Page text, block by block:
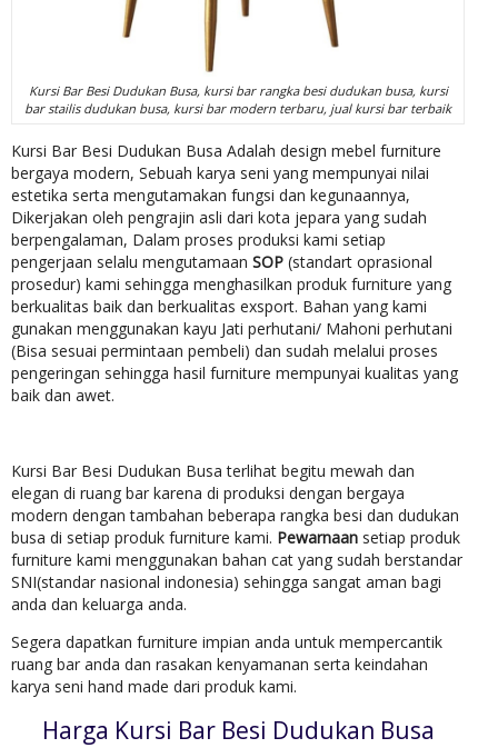
Kursi Bar Besi Dudukan Busa, kursi bar rangka besi dudukan busa, kursi
bar stailis dudukan busa, kursi bar modern terbaru, jual kursi bar terbaik
Kursi Bar Besi Dudukan Busa Adalah design mebel furniture
bergaya modern, Sebuah karya seni yang mempunyai nilai
estetika serta mengutamakan fungsi dan kegunaannya,
Dikerjakan oleh pengrajin asli dari kota jepara yang sudah
berpengalaman, Dalam proses produksi kami setiap
pengerjaan selalu mengutamaan SOP (standart oprasional
prosedur) kami sehingga menghasilkan produk furniture yang
berkualitas baik dan berkualitas exsport. Bahan yang kami
gunakan menggunakan kayu Jati perhutani/ Mahoni perhutani
(Bisa sesuai permintaan pembeli) dan sudah melalui proses
pengeringan sehingga hasil furniture mempunyai kualitas yang
baik dan awet.
Kursi Bar Besi Dudukan Busa terlihat begitu mewah dan
elegan di ruang bar karena di produksi dengan bergaya
modern dengan tambahan beberapa rangka besi dan dudukan
busa di setiap produk furniture kami. Pewarnaan setiap produk
furniture kami menggunakan bahan cat yang sudah berstandar
SNI(standar nasional indonesia) sehingga sangat aman bagi
anda dan keluarga anda.
Segera dapatkan furniture impian anda untuk mempercantik
ruang bar anda dan rasakan kenyamanan serta keindahan
karya seni hand made dari produk kami.
Harga Kursi Bar Besi Dudukan Busa